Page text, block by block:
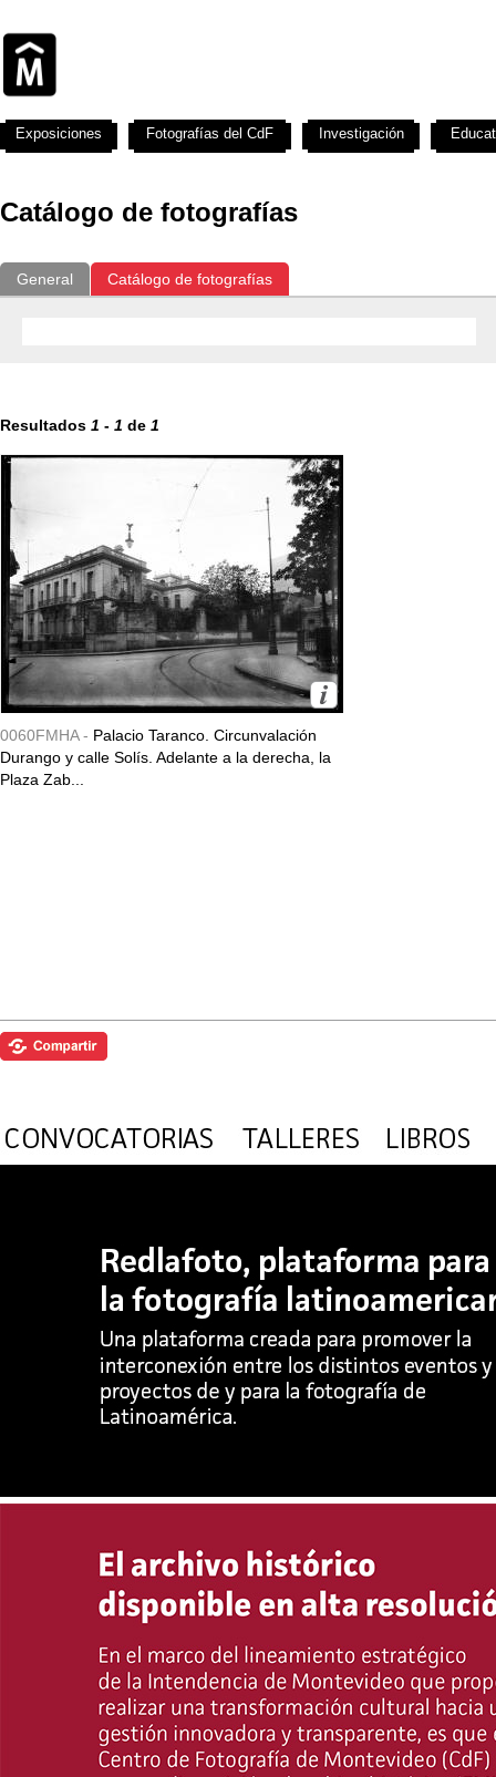
Catálogo de fotografías
General Catálogo de fotografías
Resultados 1 - 1 de 1
0060FMHA - Palacio Taranco. Circunvalación
Durango y calle Solís. Adelante a la derecha, la
Plaza Zab...
Exposiciones Fotografías del CdF Investigación